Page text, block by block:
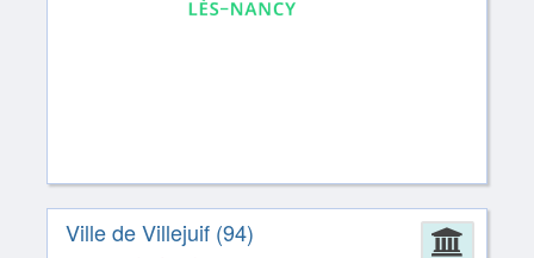
Ville de Villejuif (94)